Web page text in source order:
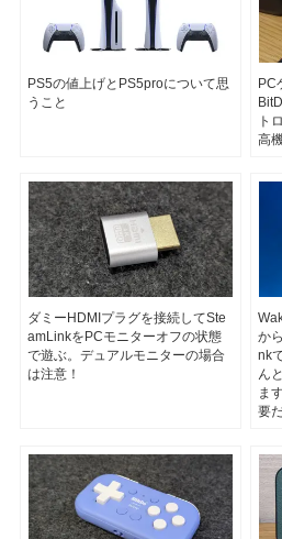
PS5の値上げとPS5proについて思
うこと
PC
ト
高
ダミーHDMIプラグを接続してSte
amLinkをPCモニターオフの状態
で遊ぶ。デュアルモニターの場合
は注意！
か
nk
ん
ま
要